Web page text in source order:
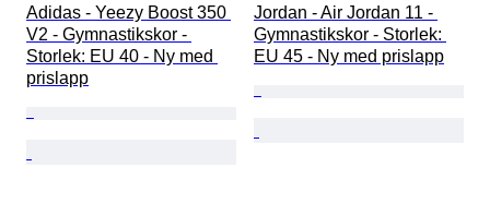
Adidas - Yeezy Boost 350
V2 - Gymnastikskor -
Storlek: EU 40 - Ny med
prislapp
Jordan - Air Jordan 11 -
Gymnastikskor - Storlek:
EU 45 - Ny med prislapp